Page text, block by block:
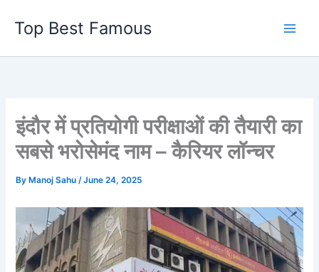
content
Top Best Famous
इंदौर में प्रतियोगी परीक्षाओं की तैयारी का
सबसे भरोसेमंद नाम – कैरियर लॉन्चर
By Manoj Sahu/June 24, 2025